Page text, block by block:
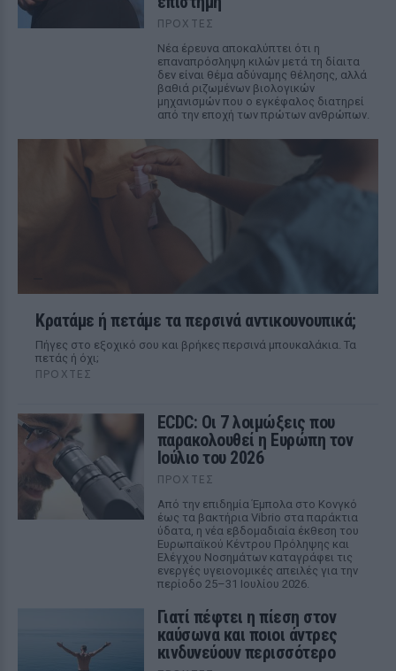
ΠΡΟΧΤΈΣ
Νέα έρευνα αποκαλύπτει ότι η
επαναπρόσληψη κιλών μετά τη δίαιτα
δεν είναι θέμα αδύναμης θέλησης, αλλά
βαθιά ριζωμένων βιολογικών
μηχανισμών που ο εγκέφαλος διατηρεί
από την εποχή των πρώτων ανθρώπων.
Κρατάμε ή πετάμε τα περσινά αντικουνουπικά;
Πήγες στο εξοχικό σου και βρήκες περσινά μπουκαλάκια. Τα
πετάς ή όχι;
ΠΡΟΧΤΈΣ
ECDC: Οι 7 λοιμώξεις που
παρακολουθεί η Ευρώπη τον
Ιούλιο του 2026
ΠΡΟΧΤΈΣ
Από την επιδημία Έμπολα στο Κονγκό
έως τα βακτήρια Vibrio στα παράκτια
ύδατα, η νέα εβδομαδιαία έκθεση του
Ευρωπαϊκού Κέντρου Πρόληψης και
Ελέγχου Νοσημάτων καταγράφει τις
ενεργές υγειονομικές απειλές για την
περίοδο 25–31 Ιουλίου 2026.
Γιατί πέφτει η πίεση στον
καύσωνα και ποιοι άντρες
κινδυνεύουν περισσότερο